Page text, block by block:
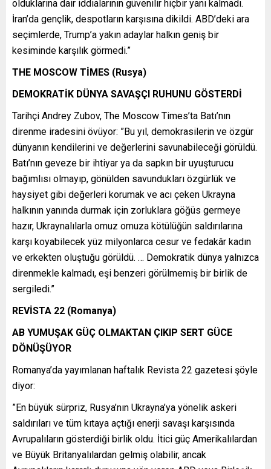
olduklarına dair iddialarının güvenilir hiçbir yanı kalmadı.
İran’da gençlik, despotların karşısına dikildi. ABD’deki ara
seçimlerde, Trump’a yakın adaylar halkın geniş bir
kesiminde karşılık görmedi.”
THE MOSCOW TİMES (Rusya)
DEMOKRATİK DÜNYA SAVAŞÇI RUHUNU GÖSTERDİ
Tarihçi Andrey Zubov, The Moscow Times’ta Batı’nın
direnme iradesini övüyor: ”Bu yıl, demokrasilerin ve özgür
dünyanın kendilerini ve değerlerini savunabileceği görüldü.
Batı’nın geveze bir ihtiyar ya da sapkın bir uyuşturucu
bağımlısı olmayıp, gönülden savundukları özgürlük ve
haysiyet gibi değerleri korumak ve acı çeken Ukrayna
halkının yanında durmak için zorluklara göğüs germeye
hazır, Ukraynalılarla omuz omuza kötülüğün saldırılarına
karşı koyabilecek yüz milyonlarca cesur ve fedakâr kadın
ve erkekten oluştuğu görüldü. … Demokratik dünya yalnızca
direnmekle kalmadı, eşi benzeri görülmemiş bir birlik de
sergiledi.”
REVİSTA 22 (Romanya)
AB YUMUŞAK GÜÇ OLMAKTAN ÇIKIP SERT GÜCE
DÖNÜŞÜYOR
Romanya’da yayımlanan haftalık Revista 22 gazetesi şöyle
diyor:
”En büyük sürpriz, Rusya’nın Ukrayna’ya yönelik askeri
saldırıları ve tüm kıtaya açtığı enerji savaşı karşısında
Avrupalıların gösterdiği birlik oldu. İtici güç Amerikalılardan
ve Büyük Britanyalılardan gelmiş olabilir, ancak